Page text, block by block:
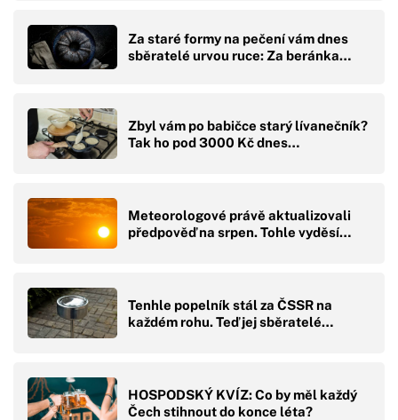
Za staré formy na pečení vám dnes
sběratelé urvou ruce: Za beránka…
Zbyl vám po babičce starý lívanečník?
Tak ho pod 3000 Kč dnes…
Meteorologové právě aktualizovali
předpověď na srpen. Tohle vyděsí…
Tenhle popelník stál za ČSSR na
každém rohu. Teď jej sběratelé…
HOSPODSKÝ KVÍZ: Co by měl každý
Čech stihnout do konce léta?